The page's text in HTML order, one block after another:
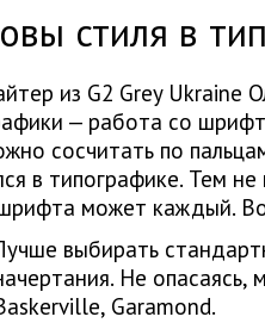
стиля в
из G2 Grey Ukraine
— работа со
сосчитать по
в типографике. Тем
может каждый.
выбирать
Не опасаясь,
Garamond.